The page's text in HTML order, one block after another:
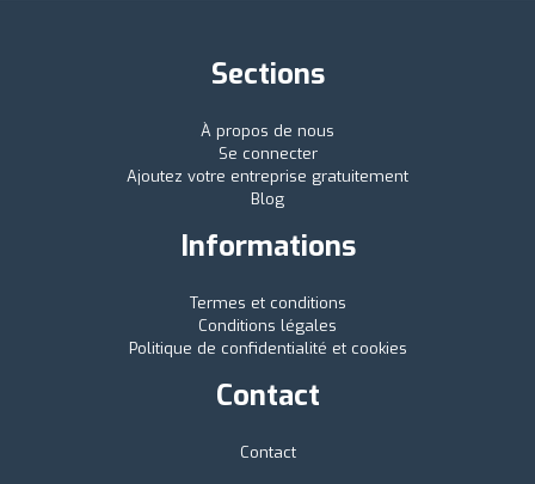
Sections
À propos de nous
Se connecter
Ajoutez votre entreprise gratuitement
Blog
Informations
Termes et conditions
Conditions légales
Politique de confidentialité et cookies
Contact
Contact